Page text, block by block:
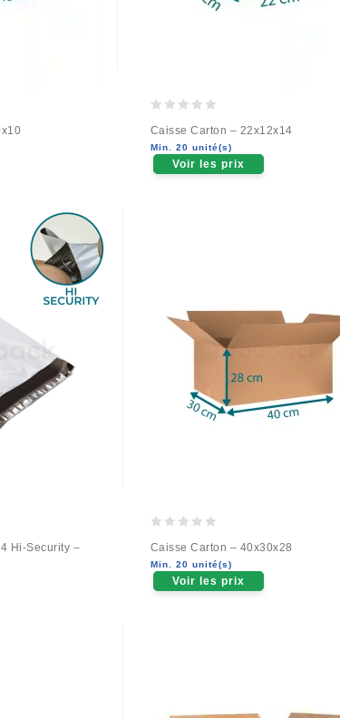
out
of
5
Caisse Carton – 22x12x14
Min. 20 unité(s)
Voir les prix
Hi-Security –
out
of
5
Caisse Carton – 40x30x28
Min. 20 unité(s)
Voir les prix